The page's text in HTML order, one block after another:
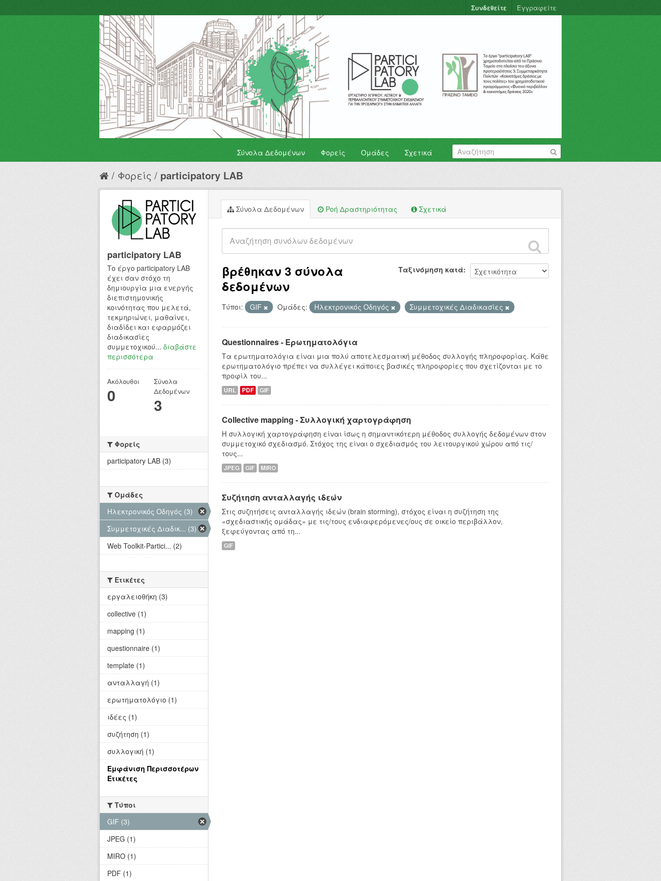
Συνδεθείτε Εγγραφείτε
Σύνολα Δεδομένων Φορείς Ομάδες Σχετικά
Φορείς participatory LAB
Σύνολα Δεδομένων Ροή Δραστηριότητας Σχετικά
Ταξινόμηση κατά
βρέθηκαν 3 σύνολα
δεδομένων
Τύποι: GIF Ομάδες: Hλεκτρονικός Οδηγός Συμμετοχικές Διαδικασίες
Questionnaires - Ερωτηματολόγια
Τα ερωτηματολόγια είναι μια πολύ αποτελεσματική μέθοδος συλλογής πληροφορίας. Κάθε
ερωτηματολόγιο πρέπει να συλλέγει κάποιες βασικές πληροφορίες που σχετίζονται με το
προφίλ του...
URL PDF GIF
Collective mapping - Συλλογική χαρτογράφηση
Η συλλογική χαρτογράφηση είναι ίσως η σημαντικότερη μέθοδος συλλογής δεδομένων στον
συμμετοχικό σχεδιασμό. Στόχος της είναι ο σχεδιασμός του λειτουργικού χώρου από τις/
τους...
JPEG GIF MIRO
Συζήτηση ανταλλαγής ιδεών
Στις συζητήσεις ανταλλαγής ιδεών (brain storming), στόχος είναι η συζήτηση της
«σχεδιαστικής ομάδας» με τις/τους ενδιαφερόμενες/ους σε οικείο περιβάλλον,
ξεφεύγοντας από τη...
GIF
participatory LAB
Το έργο participatory LAB
έχει σαν στόχο τη
δημιουργία μια ενεργής
διεπιστημονικής
κοινότητας που μελετά,
τεκμηριώνει, μαθαίνει,
διαδίδει και εφαρμόζει
διαδικασίες
συμμετοχικού... διαβάστε
περισσότερα
Ακόλουθοι
0
Σύνολα
Δεδομένων
3
Φορείς
participatory LAB (3)
Ομάδες
Hλεκτρονικός Οδηγός (3)
Συμμετοχικές Διαδικ... (3)
Web Toolkit-Partici... (2)
Ετικέτες
εργαλειοθήκη (3)
collective (1)
mapping (1)
questionnaire (1)
template (1)
ανταλλαγή (1)
ερωτηματολόγιο (1)
ιδέες (1)
συζήτηση (1)
συλλογική (1)
Εμφάνιση Περισσοτέρων
Ετικέτες
Τύποι
GIF (3)
JPEG (1)
MIRO (1)
PDF (1)